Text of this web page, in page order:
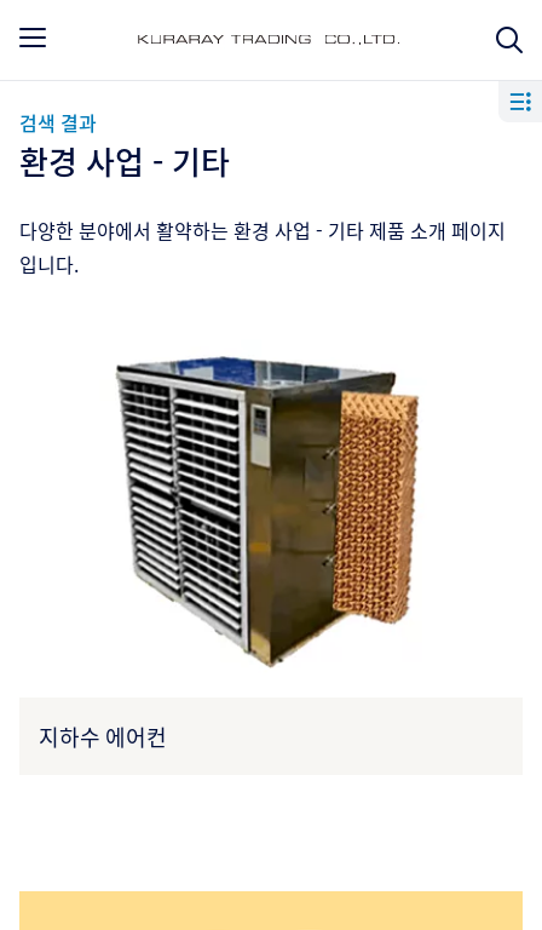
검색 결과
환경 사업 - 기타
다양한 분야에서 활약하는 환경 사업 - 기타 제품 소개 페이지
입니다.
지하수 에어컨